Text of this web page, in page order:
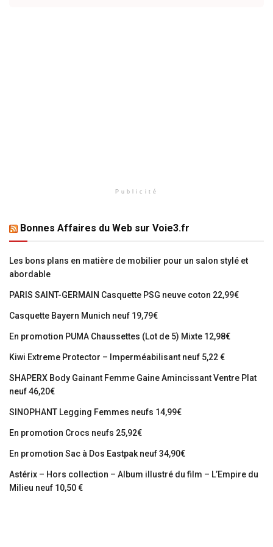
Publicité
Bonnes Affaires du Web sur Voie3.fr
Les bons plans en matière de mobilier pour un salon stylé et
abordable
PARIS SAINT-GERMAIN Casquette PSG neuve coton 22,99€
Casquette Bayern Munich neuf 19,79€
En promotion PUMA Chaussettes (Lot de 5) Mixte 12,98€
Kiwi Extreme Protector – Imperméabilisant neuf 5,22 €
SHAPERX Body Gainant Femme Gaine Amincissant Ventre Plat
neuf 46,20€
SINOPHANT Legging Femmes neufs 14,99€
En promotion Crocs neufs 25,92€
En promotion Sac à Dos Eastpak neuf 34,90€
Astérix – Hors collection – Album illustré du film – L’Empire du
Milieu neuf 10,50 €